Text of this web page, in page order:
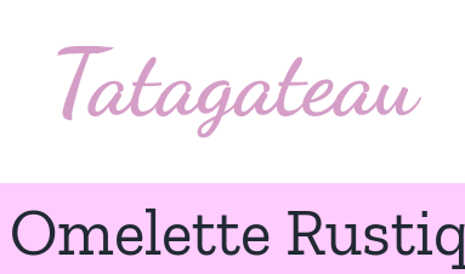
Omelette